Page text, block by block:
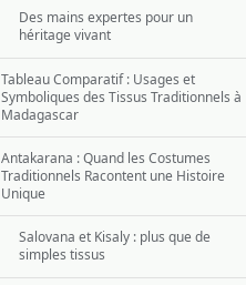
Des mains expertes pour un
héritage vivant
Tableau Comparatif : Usages et
Symboliques des Tissus Traditionnels à
Madagascar
Antakarana : Quand les Costumes
Traditionnels Racontent une Histoire
Unique
Salovana et Kisaly : plus que de
simples tissus